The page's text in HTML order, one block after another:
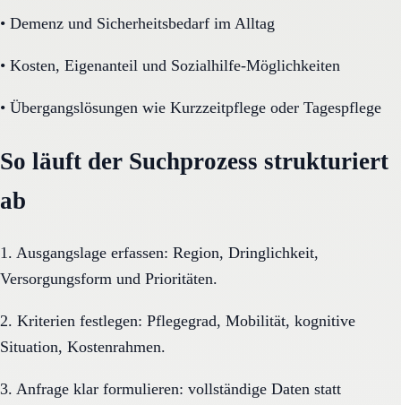
• Demenz und Sicherheitsbedarf im Alltag
• Kosten, Eigenanteil und Sozialhilfe-Möglichkeiten
• Übergangslösungen wie Kurzzeitpflege oder Tagespflege
So läuft der Suchprozess strukturiert
ab
1. Ausgangslage erfassen: Region, Dringlichkeit,
Versorgungsform und Prioritäten.
2. Kriterien festlegen: Pflegegrad, Mobilität, kognitive
Situation, Kostenrahmen.
3. Anfrage klar formulieren: vollständige Daten statt